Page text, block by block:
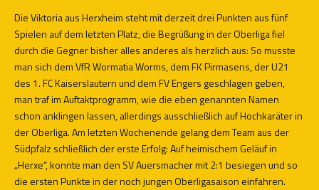
Die Viktoria aus Herxheim steht mit derzeit drei Punkten aus fünf
Spielen auf dem letzten Platz, die Begrüßung in der Oberliga fiel
durch die Gegner bisher alles anderes als herzlich aus: So musste
man sich dem VfR Wormatia Worms, dem FK Pirmasens, der U21
des 1. FC Kaiserslautern und dem FV Engers geschlagen geben,
man traf im Auftaktprogramm, wie die eben genannten Namen
schon anklingen lassen, allerdings ausschließlich auf Hochkaräter in
der Oberliga. Am letzten Wochenende gelang dem Team aus der
Südpfalz schließlich der erste Erfolg: Auf heimischem Geläuf in
„Herxe“, konnte man den SV Auersmacher mit 2:1 besiegen und so
die ersten Punkte in der noch jungen Oberligasaison einfahren.